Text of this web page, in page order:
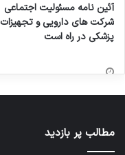
آئین نامه مسئولیت اجتماعی
شرکت های دارویی و تجهیزات
پزشکی در راه است
مطالب پر بازدید